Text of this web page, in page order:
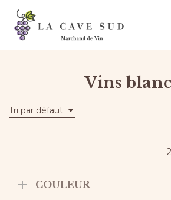
Skip
main
Vins
Tri par défaut
COULEUR